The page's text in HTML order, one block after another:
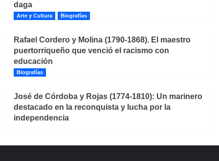
daga
Arte y Cultura Biografías
Rafael Cordero y Molina (1790-1868). El maestro
puertorriqueño que venció el racismo con
educación
Biografías
José de Córdoba y Rojas (1774-1810): Un marinero
destacado en la reconquista y lucha por la
independencia